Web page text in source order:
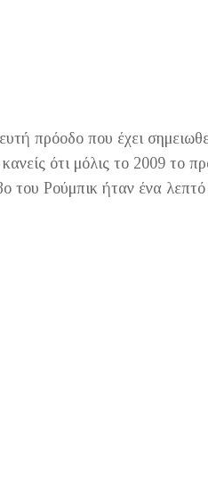
πρόοδο που έχει
ότι μόλις το 2009 το
του Ρούμπικ ήταν ένα